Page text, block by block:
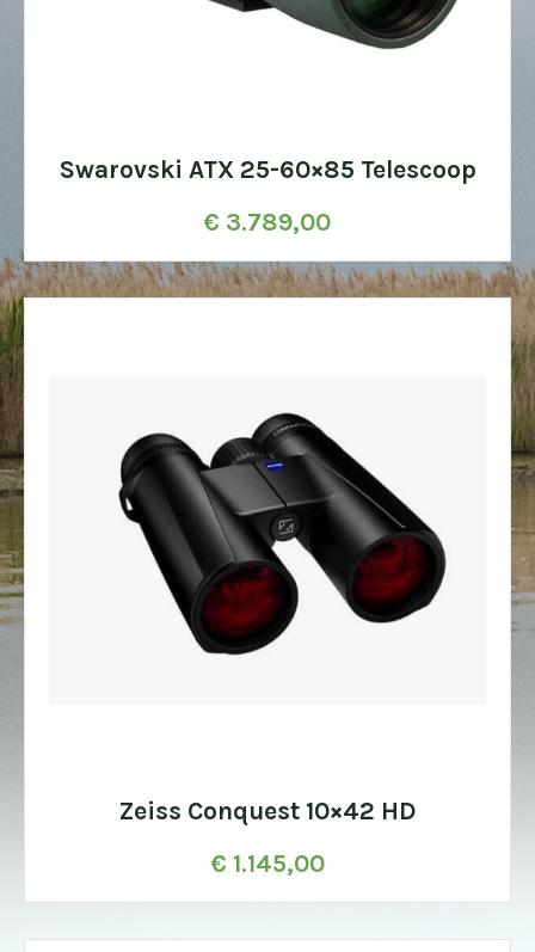
Swarovski ATX 25-60×85 Telescoop
€ 3.789,00
Zeiss Conquest 10×42 HD
€ 1.145,00